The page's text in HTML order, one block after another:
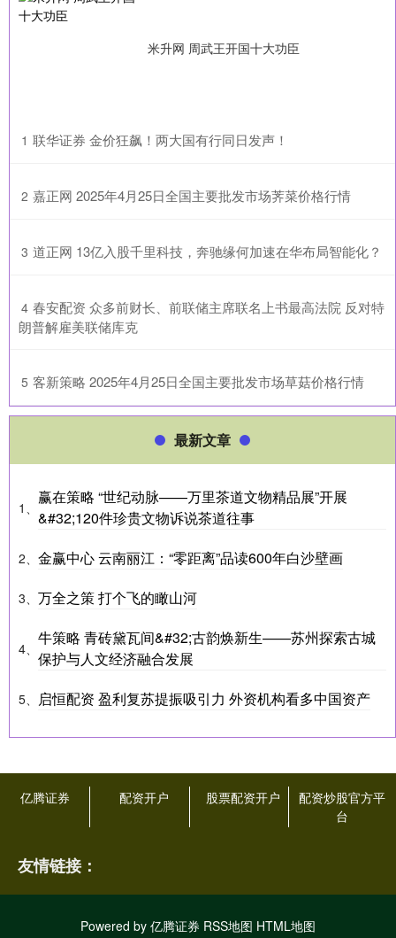
米升网 周武王开国十大功臣
1 ​联华证券 金价狂飙！两大国有行同日发声！
2 ​嘉正网 2025年4月25日全国主要批发市场荠菜价格行情
3 ​道正网 13亿入股千里科技，奔驰缘何加速在华布局智能化？
4 ​春安配资 众多前财长、前联储主席联名上书最高法院 反对特
朗普解雇美联储库克
5 ​客新策略 2025年4月25日全国主要批发市场草菇价格行情
最新文章
1、
赢在策略 “世纪动脉——万里茶道文物精品展”开展
&#32;120件珍贵文物诉说茶道往事
2、 金赢中心 云南丽江：“零距离”品读600年白沙壁画
3、 万全之策 打个飞的瞰山河
4、
牛策略 青砖黛瓦间&#32;古韵焕新生——苏州探索古城
保护与人文经济融合发展
5、 启恒配资 盈利复苏提振吸引力 外资机构看多中国资产
亿腾证券 配资开户 股票配资开户
配资炒股官方平
台
友情链接：
Powered by 亿腾证券 RSS地图 HTML地图